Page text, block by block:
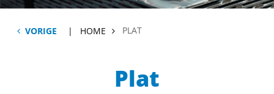
VORIGE HOME PLAT
Plat